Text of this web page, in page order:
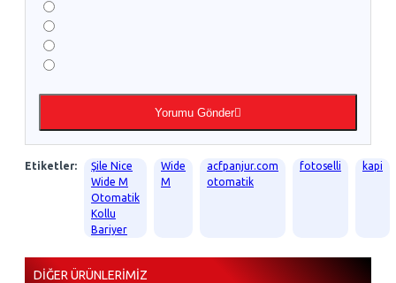
Yorumu Gönder
Etiketler:
Şile Nice
Wide M
Otomatik
Kollu
Bariyer
Wide
M
acfpanjur.com
otomatik
fotoselli kapi
DIĞER ÜRÜNLERIMIZ